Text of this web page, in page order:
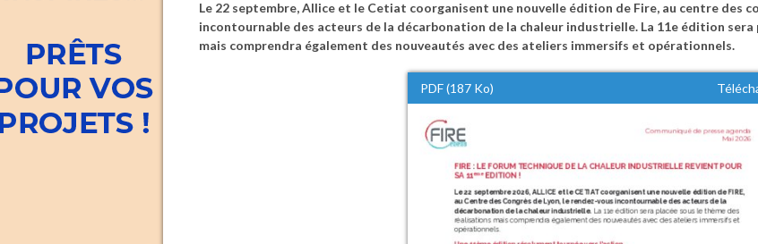
Le 22 septembre, Allice et le Cetiat coorganisent une nouvelle édition de Fire, au centre des
incontournable des acteurs de la décarbonation de la chaleur industrielle. La 11e édition
mais comprendra également des nouveautés avec des ateliers immersifs et opérationnels.
PDF (187 Ko)